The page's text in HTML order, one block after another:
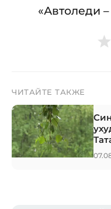
«Автоледи
ЧИТАЙТЕ ТАКЖЕ